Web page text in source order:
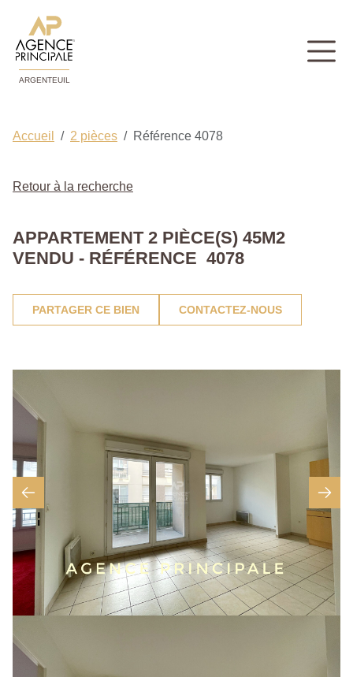
ARGENTEUIL
Accueil 2 pièces Référence 4078
Retour à la recherche
APPARTEMENT 2 PIÈCE(S) 45M2
VENDU - RÉFÉRENCE 4078
PARTAGER CE BIEN CONTACTEZ-NOUS